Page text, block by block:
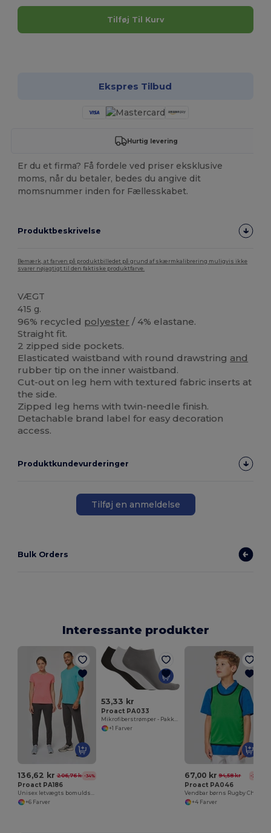
Tilføj Til Kurv
Ekspres Tilbud
Hurtig levering
Er du et firma? Få fordele ved priser eksklusive
moms, når du betaler, bedes du angive dit
momsnummer inden for Fællesskabet.
Produktbeskrivelse
Bemærk, at farven på produktbilledet på grund af skærmkalibrering muligvis ikke
svarer nøjagtigt til den faktiske produktfarve.
VÆGT
415 g.
96% recycled polyester / 4% elastane.
Straight fit.
2 zipped side pockets.
Elasticated waistband with round drawstring and
rubber tip on the inner waistband.
Cut-out on leg hem with textured fabric inserts at
the side.
Zipped leg hems with twin-needle finish.
Detachable brand label for easy decoration
access.
Produktkundevurderinger
Tilføj en anmeldelse
Bulk Orders
Interessante produkter
136,62 kr 206,76 kr -34%
Proact PA186
Unisex letvægts bomuldsjogger
+6 Farver
53,33 kr
Proact PA033
Mikrofiberstrømper - Pakke med 3 par
+1 Farver
67,00 kr 94,58 kr -29%
Proact PA046
+4 Farver